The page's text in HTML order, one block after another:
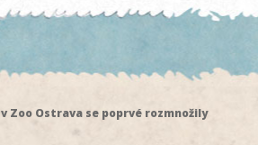
Zoo Ostrava se poprvé rozmnožily